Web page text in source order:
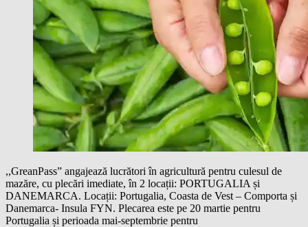
,,GreanPass” angajează lucrători în agricultură pentru culesul de
mazăre, cu plecări imediate, în 2 locații: PORTUGALIA și
DANEMARCA. Locații: Portugalia, Coasta de Vest – Comporta și
Danemarca- Insula FYN. Plecarea este pe 20 martie pentru
Portugalia și perioada mai-septembrie pentru